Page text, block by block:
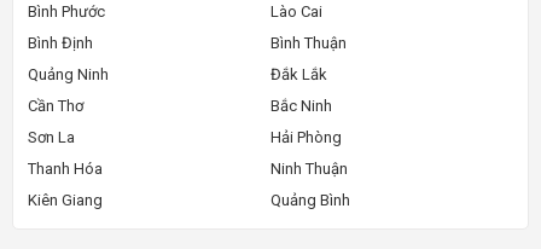
Bình Phước
Lào Cai
Bình Định
Bình Thuận
Quảng Ninh
Đắk Lắk
Cần Thơ
Bắc Ninh
Sơn La
Hải Phòng
Thanh Hóa
Ninh Thuận
Kiên Giang
Quảng Bình